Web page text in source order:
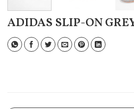
ADIDAS SLIP-ON